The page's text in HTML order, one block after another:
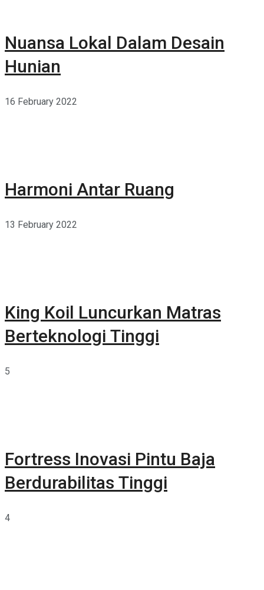
Nuansa Lokal Dalam Desain
Hunian
16 February 2022
Harmoni Antar Ruang
13 February 2022
King Koil Luncurkan Matras
Berteknologi Tinggi
5
Fortress Inovasi Pintu Baja
Berdurabilitas Tinggi
4